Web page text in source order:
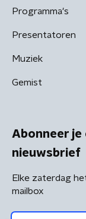
Programma's
Presentatoren
Muziek
Gemist
Abonneer je
nieuwsbrief
Elke zaterdag
mailbox